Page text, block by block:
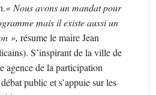
« Nous avons un mandat pour
mais il existe aussi un
», résume le maire Jean
S’inspirant de la ville de
agence de la participation
public et s’appuie sur les